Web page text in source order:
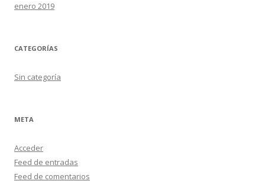
enero 2019
CATEGORÍAS
Sin categoría
META
Acceder
Feed de entradas
Feed de comentarios